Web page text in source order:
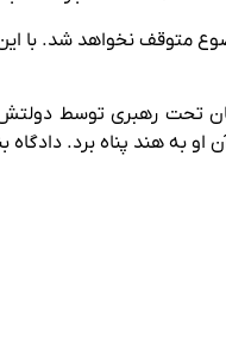
متوقف نخواهد شد. با
دانشجویان تحت رهبری